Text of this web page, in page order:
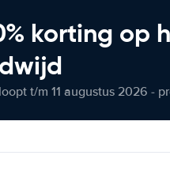
korting op
t/m 11 augustus 2026 -